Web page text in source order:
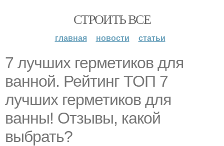
СТРОИТЬ ВСЕ
главная новости статьи
7 лучших герметиков для
ванной. Рейтинг ТОП 7
лучших герметиков для
ванны! Отзывы, какой
выбрать?